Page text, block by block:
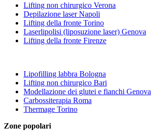
Lifting non chirurgico Verona
Depilazione laser Napoli
Lifting della fronte Torino
Laserlipolisi (liposuzione laser) Genova
Lifting della fronte Firenze
Lipofilling labbra Bologna
Lifting non chirurgico Bari
Modellazione dei glutei e fianchi Genova
Carbossiterapia Roma
Thermage Torino
Zone popolari